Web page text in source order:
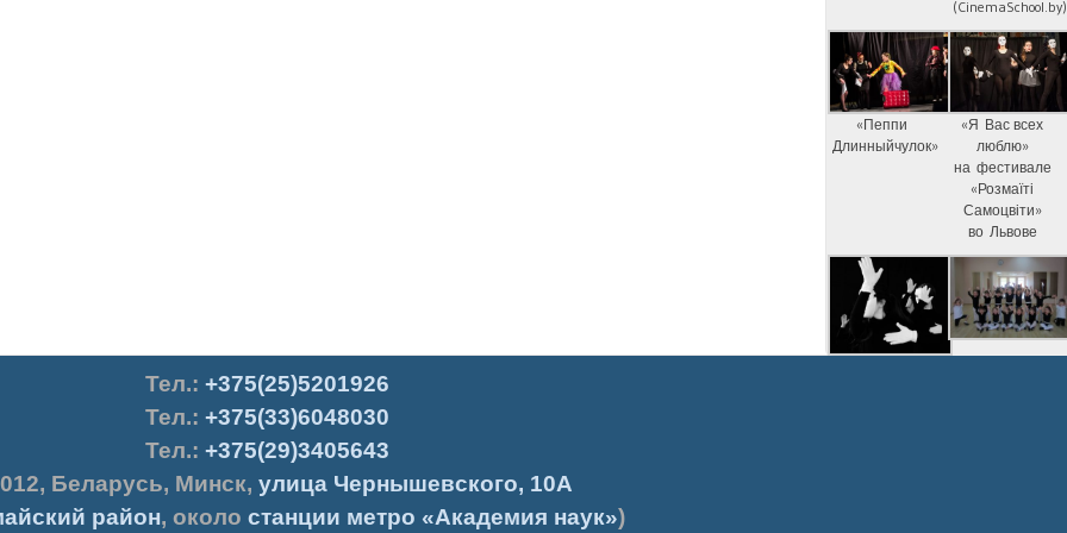
(CinemaSchool.by)
«Пеппи
Длинныйчулок»
«Я Вас всех
люблю»
на фестивале
«Розмаїті
Самоцвіти»
во Львове
Тел.: +375(25)5201926
Тел.: +375(33)6048030
Тел.: +375(29)3405643
, Беларусь, Минск, улица Чернышевского, 10А
район, около станции метро «Академия наук»)